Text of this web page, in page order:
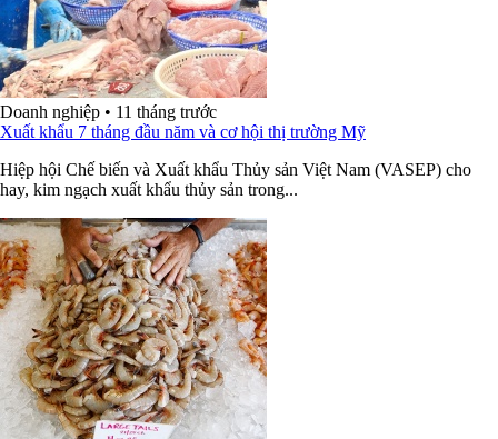
Doanh nghiệp • 11 tháng trước
Xuất khẩu 7 tháng đầu năm và cơ hội thị trường Mỹ
Hiệp hội Chế biến và Xuất khẩu Thủy sản Việt Nam (VASEP) cho
hay, kim ngạch xuất khẩu thủy sản trong...